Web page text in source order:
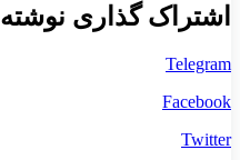
اشتراک گذاری نوشته
Telegram
Facebook
Twitter